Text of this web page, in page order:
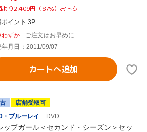
より2,409円（87%）おトク
ポイント 3P
わずか
ご注文はお早めに
年月日：2011/09/07
カートへ追加
店舗受取可
・ブルーレイ
DVD
ップガール＜セカンド・シーズン＞セッ